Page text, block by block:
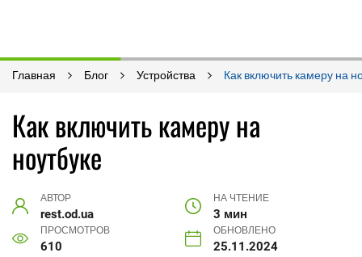
Главная Блог Устройства Как включить камеру на
Как включить камеру на
ноутбуке
АВТОР
rest.od.ua
НА ЧТЕНИЕ
3 мин
ПРОСМОТРОВ
610
ОБНОВЛЕНО
25.11.2024